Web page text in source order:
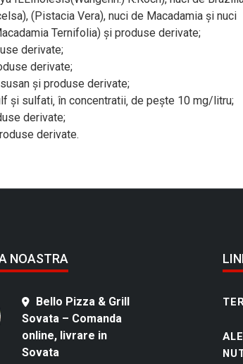
(Pistacia Vera), nuci de Macadamia şi nuci
Ternifolia) şi produse derivate;
derivate;
derivate;
şi produse derivate;
şi sulfati‚ în concentratii‚ de peşte 10 mg/litru;
derivate;
derivate.
NOASTRA
Bello Pizza & Grill
Sovata – Comanda
online, livrare in
Sovata